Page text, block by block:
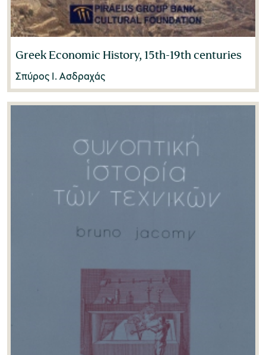
Greek Economic History, 15th-19th centuries
Σπύρος I. Ασδραχάς